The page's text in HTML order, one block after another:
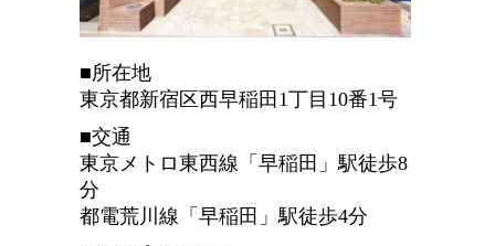
■所在地
東京都新宿区西早稲田1丁目10番1号
■交通
東京メトロ東西線「早稲田」駅徒歩8
分
都電荒川線「早稲田」駅徒歩4分